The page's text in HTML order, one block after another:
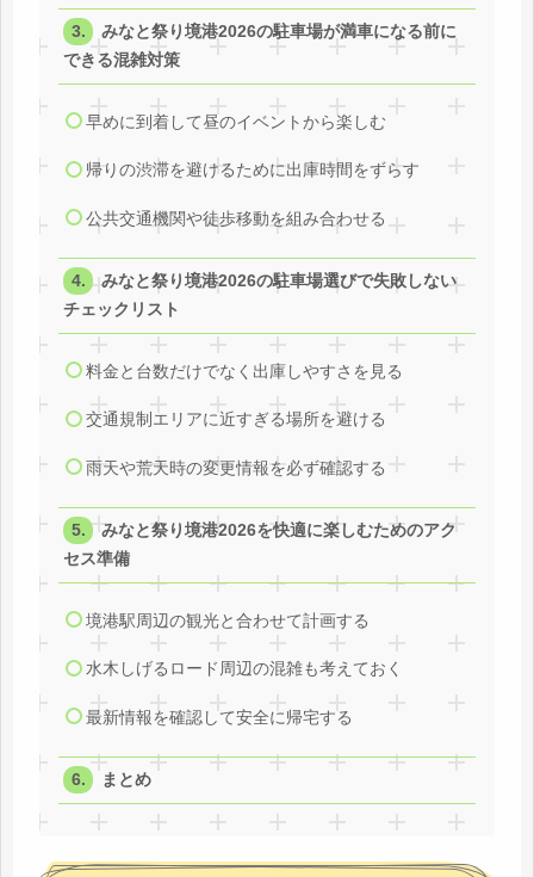
みなと祭り境港2026の駐車場が満車になる前に
できる混雑対策
早めに到着して昼のイベントから楽しむ
帰りの渋滞を避けるために出庫時間をずらす
公共交通機関や徒歩移動を組み合わせる
みなと祭り境港2026の駐車場選びで失敗しない
チェックリスト
料金と台数だけでなく出庫しやすさを見る
交通規制エリアに近すぎる場所を避ける
雨天や荒天時の変更情報を必ず確認する
みなと祭り境港2026を快適に楽しむためのアク
セス準備
境港駅周辺の観光と合わせて計画する
水木しげるロード周辺の混雑も考えておく
最新情報を確認して安全に帰宅する
まとめ